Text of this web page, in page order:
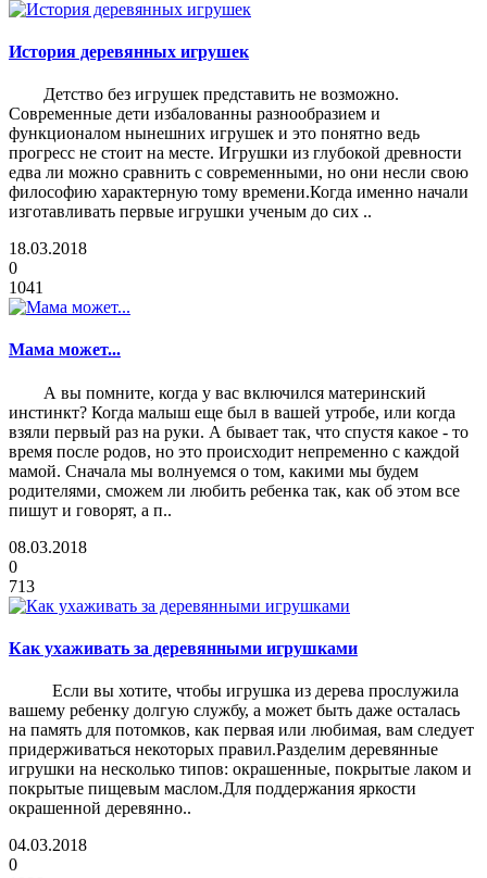
История деревянных игрушек
Детство без игрушек представить не возможно.
Современные дети избалованны разнообразием и
функционалом нынешних игрушек и это понятно ведь
прогресс не стоит на месте. Игрушки из глубокой древности
едва ли можно сравнить с современными, но они несли свою
философию характерную тому времени.Когда именно начали
изготавливать первые игрушки ученым до сих ..
18.03.2018
0
1041
Мама может...
А вы помните, когда у вас включился материнский
инстинкт? Когда малыш еще был в вашей утробе, или когда
взяли первый раз на руки. А бывает так, что спустя какое - то
время после родов, но это происходит непременно с каждой
мамой. Сначала мы волнуемся о том, какими мы будем
родителями, сможем ли любить ребенка так, как об этом все
пишут и говорят, а п..
08.03.2018
0
713
Как ухаживать за деревянными игрушками
Если вы хотите, чтобы игрушка из дерева прослужила
вашему ребенку долгую службу, а может быть даже осталась
на память для потомков, как первая или любимая, вам следует
придерживаться некоторых правил.Разделим деревянные
игрушки на несколько типов: окрашенные, покрытые лаком и
покрытые пищевым маслом.Для поддержания яркости
окрашенной деревянно..
04.03.2018
0